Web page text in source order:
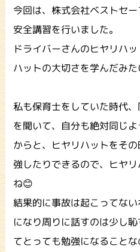
今回は、株式会社ベストセ
安全講習を行いました。
ドライバーさんのヒヤリハ
ハットの大切さを学んだみ
私も保育士をしていた時代
を聞いて、自分も絶対同じ
からと、ヒヤリハットをそ
強したりできるので、ヒヤ
ね😊
結果的に事故は起こってな
になり周りに話すのは少し
てとっても勉強になること